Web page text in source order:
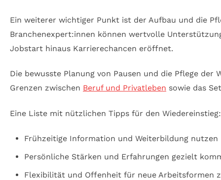
Ein weiterer wichtiger Punkt ist der Aufbau und die
Branchenexpert:innen können wertvolle
Jobstart hinaus Karrierechancen eröffnet.
Die bewusste Planung von Pausen und die Pflege
Grenzen zwischen Beruf und Privatleben sowie das
Eine Liste mit nützlichen Tipps für den Wiedereinstieg:
Frühzeitige Information und Weiterbildung nutzen
Persönliche Stärken und Erfahrungen gezielt
Flexibilität und Offenheit für neue Arbeitsformen